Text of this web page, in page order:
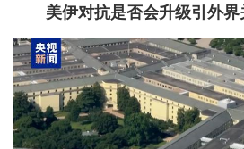
美伊对抗是否会升级引外界